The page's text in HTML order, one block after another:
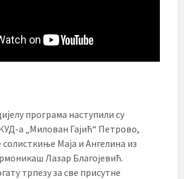
програма наступили су
а „Милован Гајић“ Петрово,
Маја и Ангелина из
Лазар Благојевић.
трпезу за све присутне